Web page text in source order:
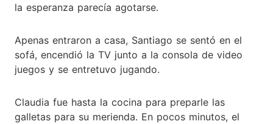
la esperanza parecía agotarse.
Apenas entraron a casa, Santiago se sentó en el
sofá, encendió la TV junto a la consola de video
juegos y se entretuvo jugando.
Claudia fue hasta la cocina para preparle las
galletas para su merienda. En pocos minutos, el